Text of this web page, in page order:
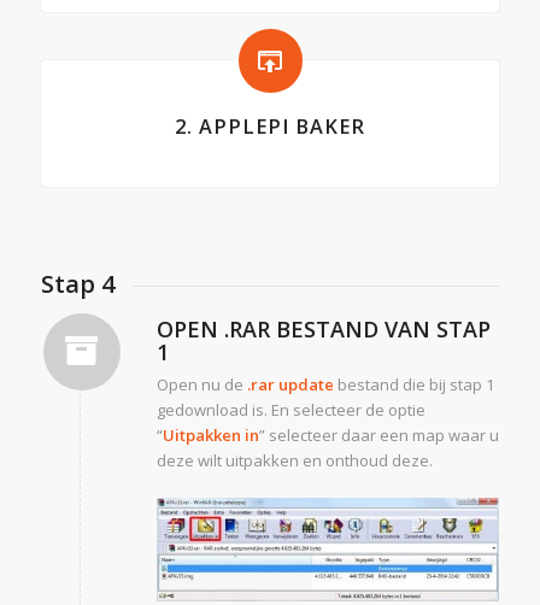
2. APPLEPI BAKER
Stap 4
OPEN .RAR BESTAND VAN STAP
1
Open nu de .rar update bestand die bij stap 1
gedownload is. En selecteer de optie
“Uitpakken in” selecteer daar een map waar u
deze wilt uitpakken en onthoud deze.